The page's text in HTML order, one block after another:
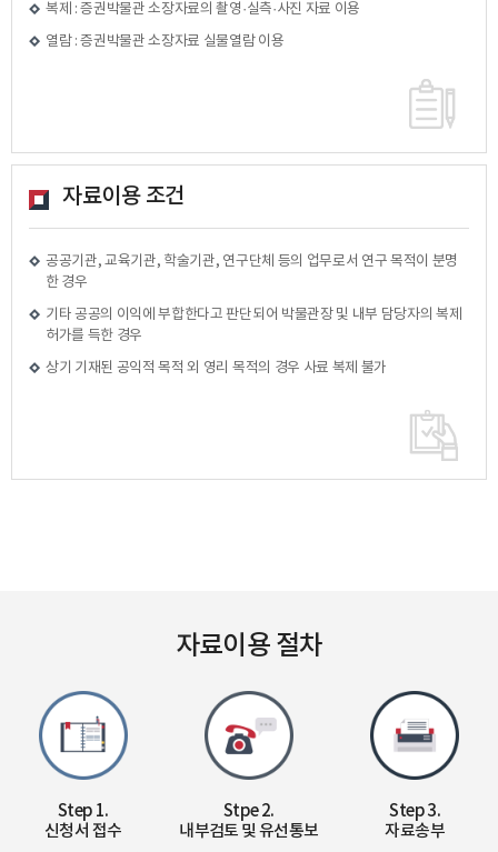
복제 : 증권박물관 소장자료의 촬영·실측·사진 자료 이용
열람 : 증권박물관 소장자료 실물열람 이용
자료이용 조건
공공기관, 교육기관, 학술기관, 연구단체 등의 업무로서 연구 목적이 분명
한 경우
기타 공공의 이익에 부합한다고 판단되어 박물관장 및 내부 담당자의 복제
허가를 득한 경우
상기 기재된 공익적 목적 외 영리 목적의 경우 사료 복제 불가
자료이용 절차
Step 1.
신청서 접수
Stpe 2.
내부검토 및 유선통보
Step 3.
자료송부